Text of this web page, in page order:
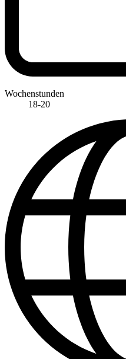
Wochenstunden
18-20